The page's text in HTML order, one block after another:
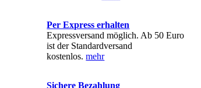
Per Express erhalten
Expressversand möglich. Ab 50 Euro
ist der Standardversand
kostenlos.mehr
Sichere Bezahlung